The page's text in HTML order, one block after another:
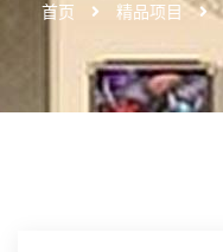
首页 精品项目